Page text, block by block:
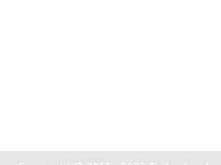
reconocimiento